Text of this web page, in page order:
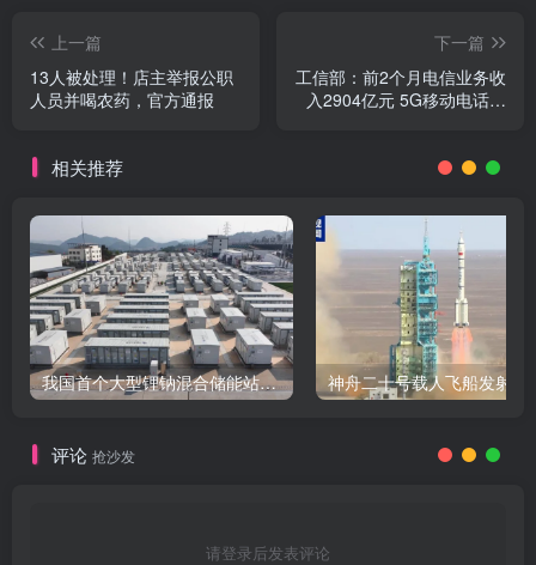
上一篇
13人被处理！店主举报公职
人员并喝农药，官方通报
下一篇
工信部：前2个月电信业务收
入2904亿元 5G移动电话用
相关推荐
我国首个大型锂钠混合储能站投产，开启储能新时代
评论 抢沙发
请登录后发表评论